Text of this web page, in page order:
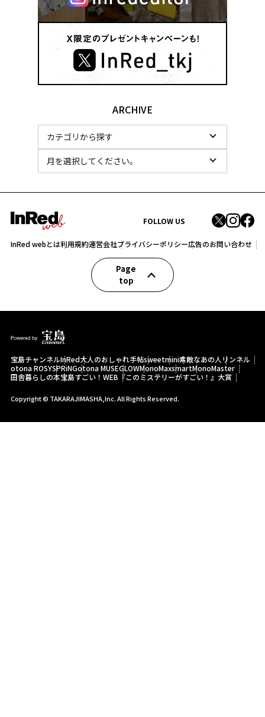
ARCHIVE
FOLLOW US
InRed webとは利用規約運営会社プライバシーポリシー広告のお問い合わせ
Page
top
宝島チャンネルInRed大人のおしゃれ手帖sweetmini素敵なあの人 リンネル
otona ROSYSPRiNGotona MUSEGLOWMonoMaxsmartMonoMaster
田舎暮らしの本宝島すごい！WEB 『このミステリーがすごい！』大賞
Copyright © TAKARAJIMASHA,Inc. All Rights Reserved.